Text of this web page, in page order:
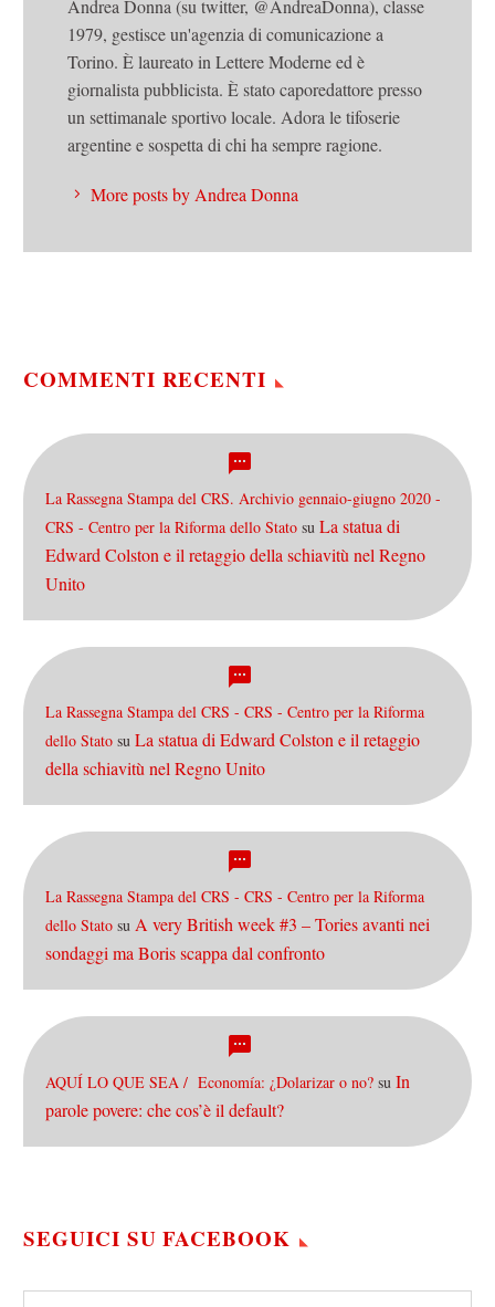
Andrea Donna (su twitter, @AndreaDonna), classe
1979, gestisce un'agenzia di comunicazione a
Torino. È laureato in Lettere Moderne ed è
giornalista pubblicista. È stato caporedattore presso
un settimanale sportivo locale. Adora le tifoserie
argentine e sospetta di chi ha sempre ragione.
More posts by Andrea Donna
COMMENTI RECENTI
La Rassegna Stampa del CRS. Archivio gennaio-giugno 2020 -
CRS - Centro per la Riforma dello Stato su La statua di
Edward Colston e il retaggio della schiavitù nel Regno
Unito
La Rassegna Stampa del CRS - CRS - Centro per la Riforma
dello Stato su La statua di Edward Colston e il retaggio
della schiavitù nel Regno Unito
La Rassegna Stampa del CRS - CRS - Centro per la Riforma
dello Stato su A very British week #3 – Tories avanti nei
sondaggi ma Boris scappa dal confronto
AQUÍ LO QUE SEA / Economía: ¿Dolarizar o no? su In
parole povere: che cos’è il default?
SEGUICI SU FACEBOOK